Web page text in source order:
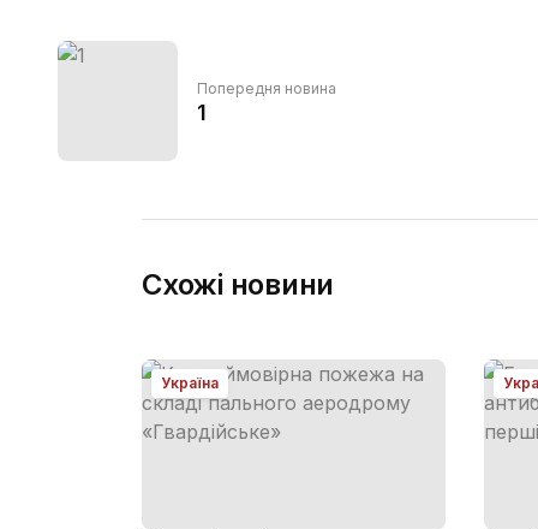
Попередня новина
1
Схожі новини
Україна